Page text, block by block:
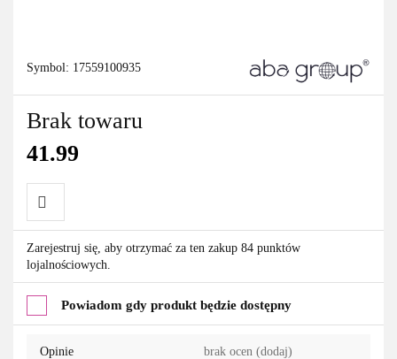
Symbol: 17559100935
Brak towaru
41.99
Do
Zarejestruj się, aby otrzymać za ten zakup 84 punktów
lojalnościowych.
Powiadom gdy produkt będzie dostępny
Opinie brak ocen (dodaj)